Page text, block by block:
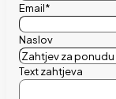
Email*
Naslov
Text zahtjeva